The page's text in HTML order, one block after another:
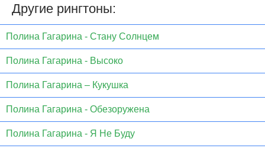
Другие рингтоны:
Полина Гагарина - Стану Солнцем
Полина Гагарина - Высоко
Полина Гагарина – Кукушка
Полина Гагарина - Обезоружена
Полина Гагарина - Я Не Буду